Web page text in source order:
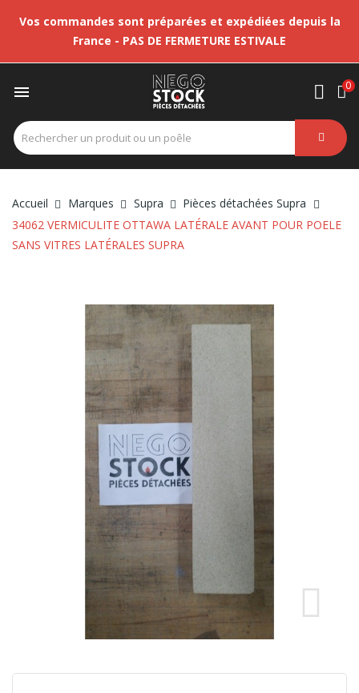
Vos commandes sont préparées et expédiées depuis la
France - PAS DE FERMETURE ESTIVALE
 0
Accueil Marques Supra
Pièces détachées Supra
34062 VERMICULITE OTTAWA LATÉRALE AVANT POUR POELE
SANS VITRES LATÉRALES SUPRA